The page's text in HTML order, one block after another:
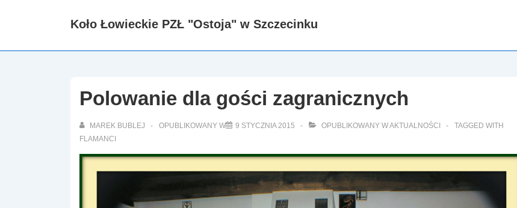
Koło Łowieckie PZŁ "Ostoja" w Szczecinku
Polowanie dla gości zagranicznych
MAREK BUBLEJ OPUBLIKOWANY W 9 STYCZNIA 2015 OPUBLIKOWANY WAKTUALNOŚCI
TAGGED WITH
FLAMANCI